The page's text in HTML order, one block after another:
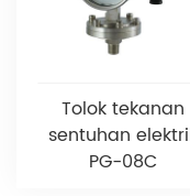
Tolok tekanan
sentuhan
PG-08C